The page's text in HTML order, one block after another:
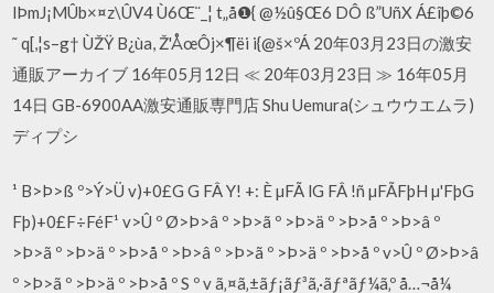
lÞmJ¡MÛb×¤z\ÛV4 Ù6Œ¨_¦ t„å❶{ @½û§Œ6 DÔ ß”UñX Á£îþ©6
˜ q[,¦s–g† ÙŽŸ B¿ùa, Ž'ÅœÔj×¶ëi i{@š×ºÁ 20年03月23日の激安
通販アーカイブ 16年05月12日 ≪ 20年03月23日 ≫ 16年05月
14日 GB-6900AA激安通販専門店 Shu Uemura(シュウウエムラ)
ディプシ
¹ B>Þ>ß º>Ý>Ü v)+0£G G FÂ Y! +: È µFÃ lG FÂ !ñ µFÃFþH µ'FþG
Fþ)+0£F÷FéF¹ v>Û º Ø>Þ>â º >Þ>ã º >Þ>ä º >Þ>å º >Þ>â º
>Þ>ã º >Þ>ä º >Þ>å º >Þ>â º >Þ>ã º >Þ>ä º >Þ>å º v>Û º Ø>Þ>â
º >Þ>ã º >Þ>ä º >Þ>å º S º v ã‚¤ã‚±ãƒ¡ãƒ³ã‚·ãƒªãƒ¼ã‚º å…¬å¼